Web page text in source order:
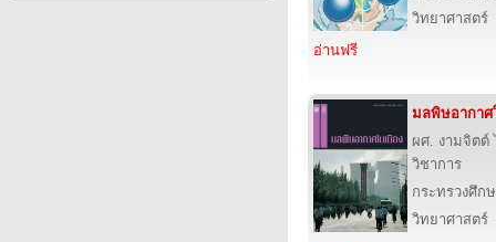
วิทยาศาสตร์
อ่านฟรี
มลพิษอากาศ
ผศ. งามจิต
วิชาการ
กระทรวงศึก
วิทยาศาสตร์